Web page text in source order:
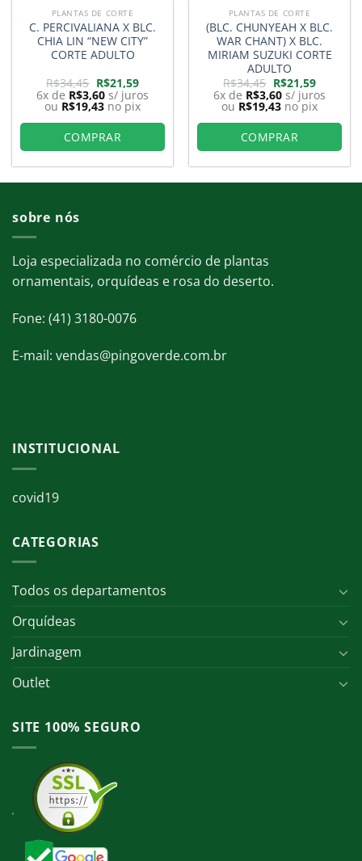
PLANTAS DE CORTE
C. PERCIVALIANA X BLC.
CHIA LIN “NEW CITY”
CORTE ADULTO
R$34,45 O
preço
original
era:
R$34,45.
R$21,59O
preço
atual
é:
R$21,59.
6x de R$3,60 s/ juros
ou R$19,43 no pix
COMPRAR
PLANTAS DE CORTE
(BLC. CHUNYEAH X BLC.
WAR CHANT) X BLC.
MIRIAM SUZUKI CORTE
ADULTO
R$34,45 O
preço
original
era:
R$34,45.
R$21,59O
preço
atual
é:
R$21,59.
6x de R$3,60 s/ juros
ou R$19,43 no pix
COMPRAR
sobre nós
Loja especializada no comércio de plantas
ornamentais, orquídeas e rosa do deserto.
Fone: (41) 3180-0076
E-mail: vendas@pingoverde.com.br
INSTITUCIONAL
covid19
CATEGORIAS
Todos os departamentos
Orquídeas
Jardinagem
Outlet
SITE 100% SEGURO